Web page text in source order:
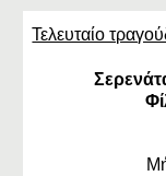
Τελευταίο